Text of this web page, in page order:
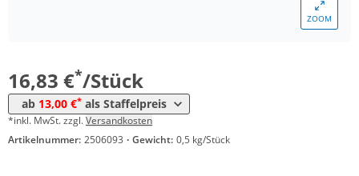
ZOOM
16,83 €*/Stück
ab 13,00 €* als Staffelpreis
*inkl. MwSt. zzgl.Versandkosten
Artikelnummer: 2506093 · Gewicht: 0,5 kg/Stück